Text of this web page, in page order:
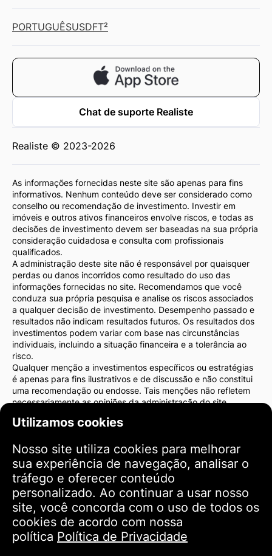
Utilizamos cookies
Nosso site utiliza cookies para melhorar
sua experiência de navegação, analisar o
tráfego e oferecer conteúdo
personalizado. Ao continuar a usar nosso
site, você concorda com o uso de todos os
cookies de acordo com nossa
política Política de Privacidade
PORTUGUÊSUSDFT²
Chat de suporte Realiste
Realiste © 2023-2026
As informações fornecidas neste site são apenas para fins
informativos. Nenhum conteúdo deve ser considerado como
conselho ou recomendação de investimento. Investir em
imóveis e outros ativos financeiros envolve riscos, e todas as
decisões de investimento devem ser baseadas na sua própria
consideração cuidadosa e consulta com profissionais
qualificados.
A administração deste site não é responsável por quaisquer
perdas ou danos incorridos como resultado do uso das
informações fornecidas no site. Recomendamos que você
conduza sua própria pesquisa e analise os riscos associados
a qualquer decisão de investimento. Desempenho passado e
resultados não indicam resultados futuros. Os resultados dos
investimentos podem variar com base nas circunstâncias
individuais, incluindo a situação financeira e a tolerância ao
risco.
Qualquer menção a investimentos específicos ou estratégias
é apenas para fins ilustrativos e de discussão e não constitui
uma recomendação ou endosse. Tais menções não refletem
necessariamente as opiniões da administração do site.
financeiro ou advogado antes de tomar decisões de
investimento e pelos riscos associados a elas.
Ao usar este site, você concorda que a administração do site
não será responsável por quaisquer perdas ou danos diretos
ou indiretos resultantes do uso das informações fornecidas no
site.
Por favor, tenha cautela e cuidado ao tomar decisões de
investimento.
Termos de Uso